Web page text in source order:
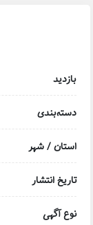
بازدید
دسته‌بندی
استان / شهر
تاریخ انتشار
نوع آگهی